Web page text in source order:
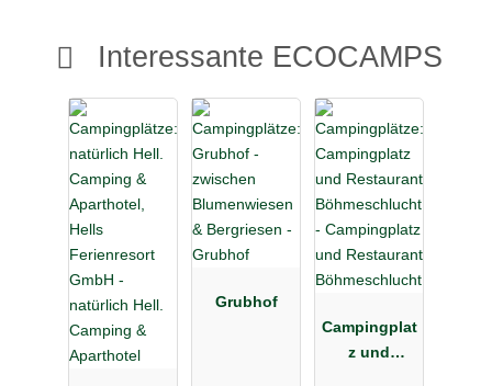
Interessante ECOCAMPS
Grubhof
Campingplat
z und